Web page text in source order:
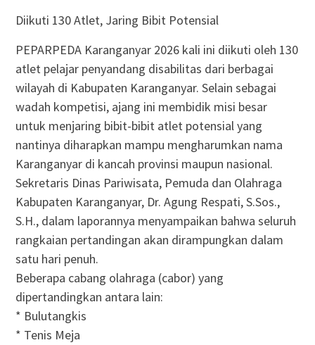
Diikuti 130 Atlet, Jaring Bibit Potensial
PEPARPEDA Karanganyar 2026 kali ini diikuti oleh 130
atlet pelajar penyandang disabilitas dari berbagai
wilayah di Kabupaten Karanganyar. Selain sebagai
wadah kompetisi, ajang ini membidik misi besar
untuk menjaring bibit-bibit atlet potensial yang
nantinya diharapkan mampu mengharumkan nama
Karanganyar di kancah provinsi maupun nasional.
Sekretaris Dinas Pariwisata, Pemuda dan Olahraga
Kabupaten Karanganyar, Dr. Agung Respati, S.Sos.,
S.H., dalam laporannya menyampaikan bahwa seluruh
rangkaian pertandingan akan dirampungkan dalam
satu hari penuh.
Beberapa cabang olahraga (cabor) yang
dipertandingkan antara lain:
* Bulutangkis
* Tenis Meja